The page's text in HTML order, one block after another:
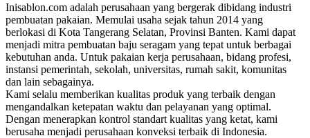
Inisablon.com adalah perusahaan yang bergerak dibidang industri
pembuatan pakaian. Memulai usaha sejak tahun 2014 yang
berlokasi di Kota Tangerang Selatan, Provinsi Banten. Kami dapat
menjadi mitra pembuatan baju seragam yang tepat untuk berbagai
kebutuhan anda. Untuk pakaian kerja perusahaan, bidang profesi,
instansi pemerintah, sekolah, universitas, rumah sakit, komunitas
dan lain sebagainya.
Kami selalu memberikan kualitas produk yang terbaik dengan
mengandalkan ketepatan waktu dan pelayanan yang optimal.
Dengan menerapkan kontrol standart kualitas yang ketat, kami
berusaha menjadi perusahaan konveksi terbaik di Indonesia.